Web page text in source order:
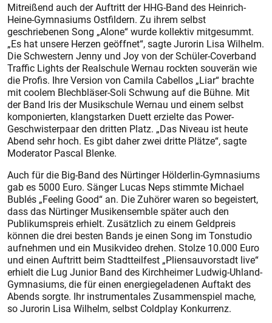
Mitreißend auch der Auftritt der HHG-Band des Heinrich-
Heine-Gymnasiums Ostfildern. Zu ihrem selbst
geschriebenen Song „Alone“ wurde kollektiv mitgesummt.
„Es hat unsere Herzen geöffnet“, sagte Jurorin Lisa Wilhelm.
Die Schwestern Jenny und Joy von der Schüler-Coverband
Traffic Lights der Realschule Wernau rockten souverän wie
die Profis. Ihre Version von Camila Cabellos „Liar“ brachte
mit coolem Blechbläser-Soli Schwung auf die Bühne. Mit
der Band Iris der Musikschule Wernau und einem selbst
komponierten, klangstarken Duett erzielte das Power-
Geschwisterpaar den dritten Platz. „Das Niveau ist heute
Abend sehr hoch. Es gibt daher zwei dritte Plätze“, sagte
Moderator Pascal Blenke.
Auch für die Big-Band des Nürtinger Hölderlin-Gymnasiums
gab es 5000 Euro. Sänger Lucas Neps stimmte Michael
Bublés „Feeling Good“ an. Die Zuhörer waren so begeistert,
dass das Nürtinger Musikensemble später auch den
Publikumspreis erhielt. Zusätzlich zu einem Geldpreis
können die drei besten Bands je einen Song im Tonstudio
aufnehmen und ein Musikvideo drehen. Stolze 10.000 Euro
und einen Auftritt beim Stadtteilfest „Pliensauvorstadt live“
erhielt die Lug Junior Band des Kirchheimer Ludwig-Uhland-
Gymnasiums, die für einen energiegeladenen Auftakt des
Abends sorgte. Ihr instrumentales Zusammenspiel mache,
so Jurorin Lisa Wilhelm, selbst Coldplay Konkurrenz.